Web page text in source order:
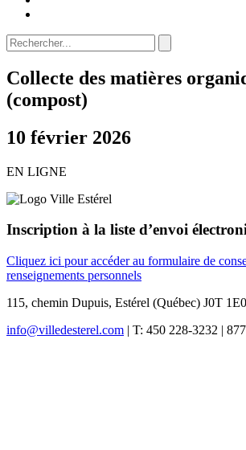
Collecte des matières
(compost)
10 février 2026
EN LIGNE
Inscription à la liste d’envoi
Cliquez ici pour accéder au formulaire de
renseignements personnels
115, chemin Dupuis, Estérel (Québec) J0T 1E0
info@villedesterel.com | T: 450 228-3232 |